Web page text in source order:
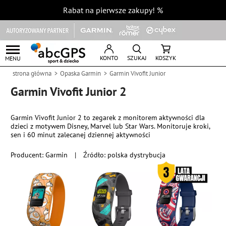
Rabat na pierwsze zakupy! %
MENU KONTO SZUKAJ KOSZYK
strona główna Opaska Garmin Garmin Vivofit Junior
Garmin Vivofit Junior 2
Producent:Garmin | Źródło: polska dystrybucja
Garmin Vivofit Junior 2 to zegarek z monitorem aktywności dla
dzieci z motywem Disney, Marvel lub Star Wars. Monitoruje kroki,
sen i 60 minut zalecanej dziennej aktywności